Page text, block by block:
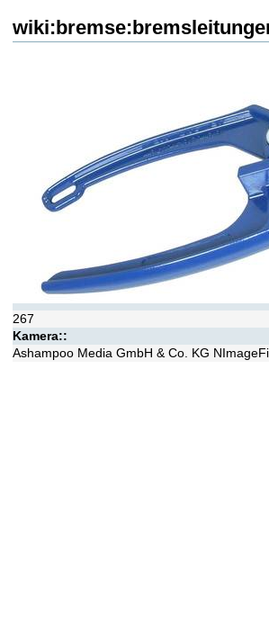
267
Kamera::
Ashampoo Media GmbH & Co. KG